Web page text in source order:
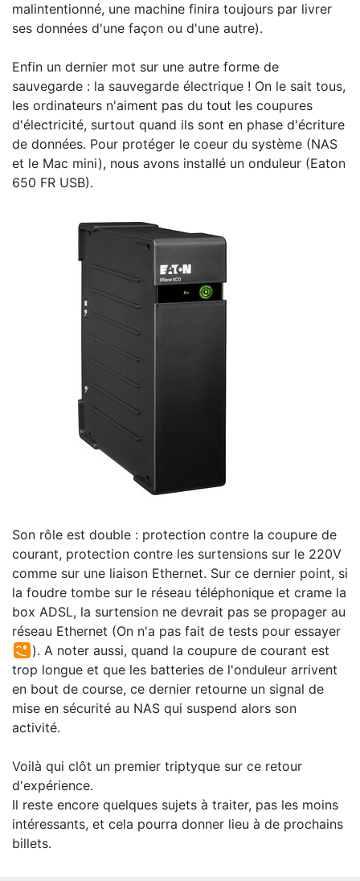
malintentionné, une machine finira toujours par livrer
ses données d'une façon ou d'une autre).
Enfin un dernier mot sur une autre forme de
sauvegarde : la sauvegarde électrique ! On le sait tous,
les ordinateurs n'aiment pas du tout les coupures
d'électricité, surtout quand ils sont en phase d'écriture
de données. Pour protéger le coeur du système (NAS
et le Mac mini), nous avons installé un onduleur (Eaton
650 FR USB).
Son rôle est double : protection contre la coupure de
courant, protection contre les surtensions sur le 220V
comme sur une liaison Ethernet. Sur ce dernier point, si
la foudre tombe sur le réseau téléphonique et crame la
box ADSL, la surtension ne devrait pas se propager au
réseau Ethernet (On n'a pas fait de tests pour essayer
). A noter aussi, quand la coupure de courant est
trop longue et que les batteries de l'onduleur arrivent
en bout de course, ce dernier retourne un signal de
mise en sécurité au NAS qui suspend alors son
activité.
Voilà qui clôt un premier triptyque sur ce retour
d'expérience.
Il reste encore quelques sujets à traiter, pas les moins
intéressants, et cela pourra donner lieu à de prochains
billets.